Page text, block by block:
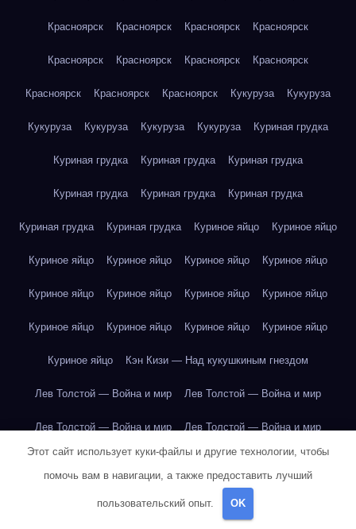
Красноярск Красноярск Красноярск Красноярск
Красноярск Красноярск Красноярск Красноярск
Красноярск Красноярск Красноярск Кукуруза Кукуруза
Кукуруза Кукуруза Кукуруза Кукуруза Куриная грудка
Куриная грудка Куриная грудка Куриная грудка
Куриная грудка Куриная грудка Куриная грудка
Куриная грудка Куриная грудка Куриное яйцо Куриное яйцо
Куриное яйцо Куриное яйцо Куриное яйцо Куриное яйцо
Куриное яйцо Куриное яйцо Куриное яйцо Куриное яйцо
Куриное яйцо Куриное яйцо Куриное яйцо Куриное яйцо
Куриное яйцо Кэн Кизи — Над кукушкиным гнездом
Лев Толстой — Война и мир Лев Толстой — Война и мир
Лев Толстой — Война и мир Лев Толстой — Война и мир
Лев Толстой — Война и мир Лев Толстой — Война и мир
Лев Толстой — Война и мир
Этот сайт использует куки-файлы и другие технологии, чтобы
помочь вам в навигации, а также предоставить лучший
пользовательский опыт. OK